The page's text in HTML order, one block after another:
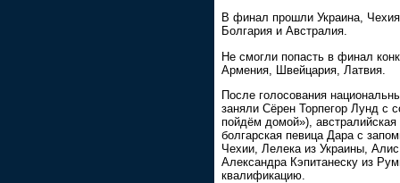
В финал прошли Украина,
Болгария и Австралия.
Не смогли попасть в финал
Армения, Швейцария, Латвия.
После голосования
заняли Сёрен Торпегор Лунд с
пойдём домой»),
болгарская певица Дара с
Чехии, Лелека из Украины,
Александра Кэпитанеску из
квалификацию.